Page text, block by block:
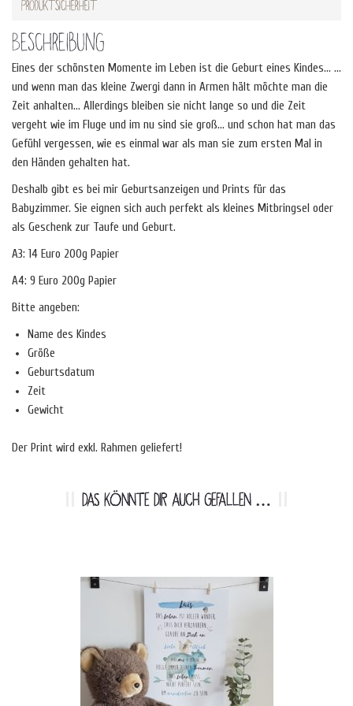
Produktsicherheit
Beschreibung
Eines der schönsten Momente im Leben ist die Geburt eines Kindes… …
und wenn man das kleine Zwergi dann in Armen hält möchte man die
Zeit anhalten… Allerdings bleiben sie nicht lange so und die Zeit
vergeht wie im Fluge und im nu sind sie groß… und schon hat man das
Gefühl vergessen, wie es einmal war als man sie zum ersten Mal in
den Händen gehalten hat.
Deshalb gibt es bei mir Geburtsanzeigen und Prints für das
Babyzimmer. Sie eignen sich auch perfekt als kleines Mitbringsel oder
als Geschenk zur Taufe und Geburt.
A3: 14 Euro 200g Papier
A4: 9 Euro 200g Papier
Bitte angeben:
Name des Kindes
Größe
Geburtsdatum
Zeit
Gewicht
Der Print wird exkl. Rahmen geliefert!
DAS KÖNNTE DIR AUCH GEFALLEN …